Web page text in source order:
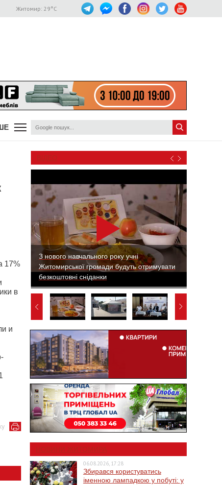
Житомир: 29°C
17%
в
и
ВІДЕО
З нового навчального року учні
Житомирської громади будуть отримувати
безкоштовні сніданки
НОВИНИ ЖИТОМИРА
06.08.2026, 17:28
Збирався користуватись
іменною лампадкою у побуті: у